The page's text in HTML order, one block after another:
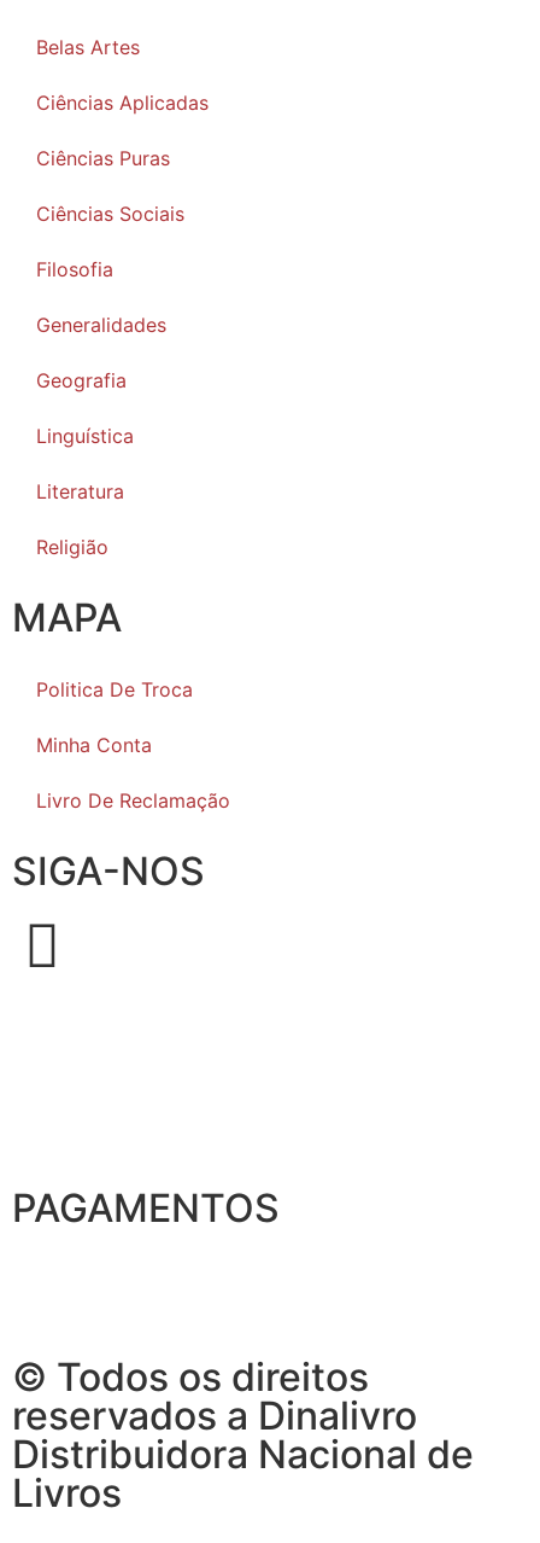
Belas Artes
Ciências Aplicadas
Ciências Puras
Ciências Sociais
Filosofia
Generalidades
Geografia
Linguística
Literatura
Religião
MAPA
Politica De Troca
Minha Conta
Livro De Reclamação
SIGA-NOS
PAGAMENTOS
© Todos os direitos
reservados a Dinalivro
Distribuidora Nacional de
Livros